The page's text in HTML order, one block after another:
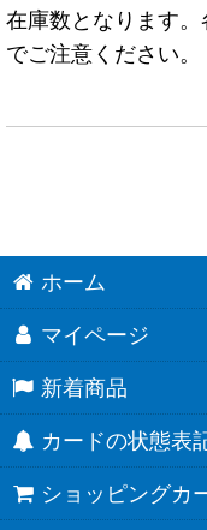
在庫数となります
でご注意ください。
ホーム
マイページ
新着商品
カードの状態表
ショッピングカ